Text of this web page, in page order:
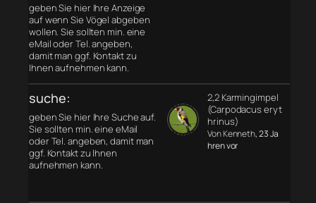
geben Sie hier Ihre Anzeige
auf wenn Sie Vögel abgeben
wollen. Sie sollten min. eine
eMail oder Tel. angeben,
damit man ggf. Kontakt zu
Ihnen aufnehmen kann.
suche:
geben Sie hier Ihre Suche auf.
Sie sollten min. eine eMail
oder Tel. angeben, damit man
ggf. Kontakt zu Ihnen
aufnehmen kann.
2,2 Karmingimpel
(Carpodacus eryt
hrinus)
Von Kenneth, 23 Ja
hren vor